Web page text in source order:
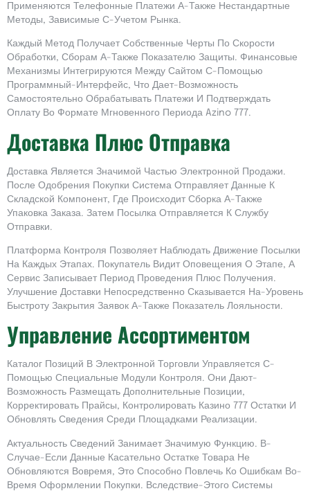
Применяются Телефонные Платежи А-Также Нестандартные
Методы, Зависимые С-Учетом Рынка.
Каждый Метод Получает Собственные Черты По Скорости
Обработки, Сборам А-Также Показателю Защиты. Финансовые
Механизмы Интегрируются Между Сайтом С-Помощью
Программный-Интерфейс, Что Дает-Возможность
Самостоятельно Обрабатывать Платежи И Подтверждать
Оплату Во Формате Мгновенного Периода Azino 777.
Доставка Плюс Отправка
Доставка Является Значимой Частью Электронной Продажи.
После Одобрения Покупки Система Отправляет Данные К
Складской Компонент, Где Происходит Сборка А-Также
Упаковка Заказа. Затем Посылка Отправляется К Службу
Отправки.
Платформа Контроля Позволяет Наблюдать Движение Посылки
На Каждых Этапах. Покупатель Видит Оповещения О Этапе, А
Сервис Записывает Период Проведения Плюс Получения.
Улучшение Доставки Непосредственно Сказывается На-Уровень
Быстроту Закрытия Заявок А-Также Показатель Лояльности.
Управление Ассортиментом
Каталог Позиций В Электронной Торговли Управляется С-
Помощью Специальные Модули Контроля. Они Дают-
Возможность Размещать Дополнительные Позиции,
Корректировать Прайсы, Контролировать Казино 777 Остатки И
Обновлять Сведения Среди Площадками Реализации.
Актуальность Сведений Занимает Значимую Функцию. В-
Случае-Если Данные Касательно Остатке Товара Не
Обновляются Вовремя, Это Способно Повлечь Ко Ошибкам Во-
Время Оформлении Покупки. Вследствие-Этого Системы